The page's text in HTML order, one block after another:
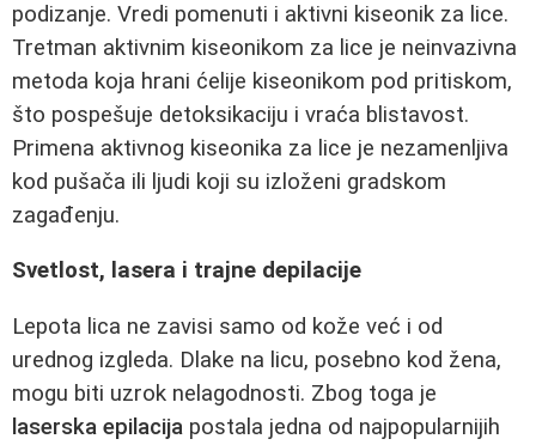
podizanje. Vredi pomenuti i aktivni kiseonik za lice.
Tretman aktivnim kiseonikom za lice je neinvazivna
metoda koja hrani ćelije kiseonikom pod pritiskom,
što pospešuje detoksikaciju i vraća blistavost.
Primena aktivnog kiseonika za lice je nezamenljiva
kod pušača ili ljudi koji su izloženi gradskom
zagađenju.
Svetlost, lasera i trajne depilacije
Lepota lica ne zavisi samo od kože već i od
urednog izgleda. Dlake na licu, posebno kod žena,
mogu biti uzrok nelagodnosti. Zbog toga je
laserska epilacija postala jedna od najpopularnijih